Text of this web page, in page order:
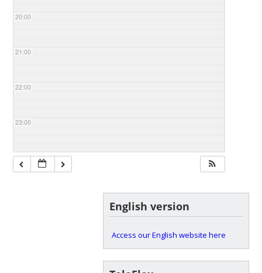
20:00
21:00
22:00
23:00
English version
Access our English website here